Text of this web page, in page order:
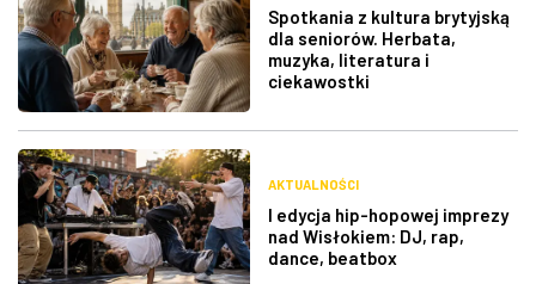
Spotkania z kultura brytyjską
dla seniorów. Herbata,
muzyka, literatura i
ciekawostki
AKTUALNOŚCI
I edycja hip-hopowej imprezy
nad Wisłokiem: DJ, rap,
dance, beatbox